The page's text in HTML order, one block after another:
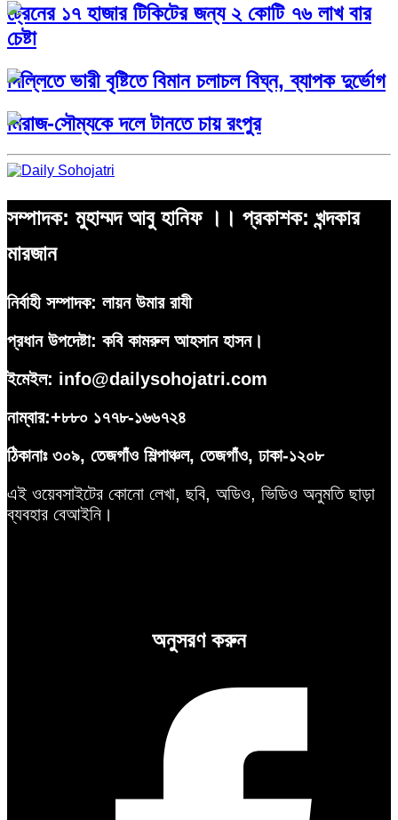
ট্রেনের ১৭ হাজার টিকিটের জন্য ২ কোটি ৭৬ লাখ বার
চেষ্টা
দিল্লিতে ভারী বৃষ্টিতে বিমান চলাচল বিঘ্ন, ব্যাপক দুর্ভোগ
মিরাজ-সৌম্যকে দলে টানতে চায় রংপুর
সম্পাদক: মুহাম্মদ আবু হানিফ ।। প্রকাশক: খন্দকার
মারজান
নির্বাহী সম্পাদক: লায়ন উমার রাযী
প্রধান উপদেষ্টা: কবি কামরুল আহসান হাসন।
ইমেইল: info@dailysohojatri.com
নাম্বার:+৮৮০ ১৭৭৮-১৬৬৭২৪
ঠিকানাঃ ৩০৯, তেজগাঁও শিল্পাঞ্চল, তেজগাঁও, ঢাকা-১২০৮
এই ওয়েবসাইটের কোনো লেখা, ছবি, অডিও, ভিডিও অনুমতি ছাড়া
ব্যবহার বেআইনি।
অনুসরণ করুন